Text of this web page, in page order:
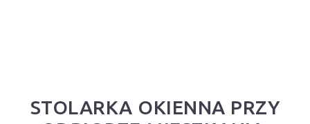
STOLARKA OKIENNA PRZY